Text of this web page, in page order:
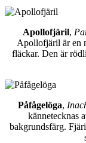
Apollofjäril,
Apollofjäril är en
fläckar. Den är
Påfågelöga,
kännetecknas
bakgrundsfärg.